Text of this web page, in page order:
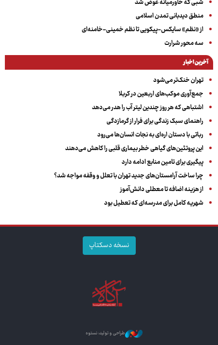
شبی که خاورمیانه عوض شد
منطق دیدبانی تمدن اسلامی
از «نظم» سایکس-پیکویی تا نظم خمینی-خامنه‌ای
سه‌ محور شرارت
آخرین اخبار
تهران خنک‌تر می‌شود
جمع‌آوری موکب‌های اربعین در کربلا
اشتباهی که هر روز چندین لیتر آب را هدر می‌دهد
راهنمای سبک زندگی برای فرار از گرمازدگی
رباتی با دستان اره‌ای به نجات انسان‌ها می‌رود
این پروتئین‌های گیاهی خطر بیماری قلبی را کاهش می‌دهند
پیگیری برای تامین منابع ادامه دارد
چرا ساخت آرامستان‌های جدید تهران با تعلل و وقفه مواجه شد؟
از هزینه اضافه تا معطلی دانش‌آموز
شهریه کامل برای مدرسه‌ای که تعطیل بود
نسخه دسکتاپ
طراحی و تولید: نستوه